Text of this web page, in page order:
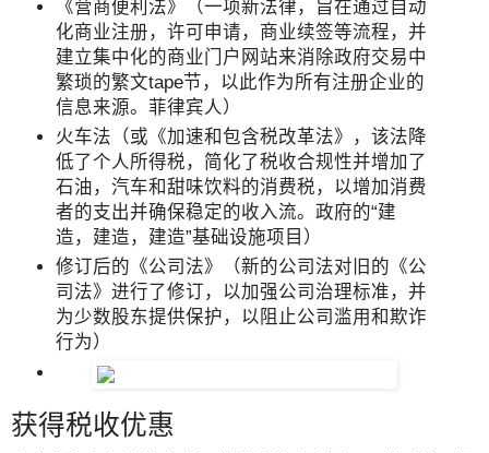
《营商便利法》（一项新法律，旨在通过自动
化商业注册，许可申请，商业续签等流程，并
建立集中化的商业门户网站来消除政府交易中
繁琐的繁文tape节，以此作为所有注册企业的
信息来源。菲律宾人）
火车法（或《加速和包含税改革法》，该法降
低了个人所得税，简化了税收合规性并增加了
石油，汽车和甜味饮料的消费税，以增加消费
者的支出并确保稳定的收入流。政府的“建
造，建造，建造”基础设施项目）
修订后的《公司法》（新的公司法对旧的《公
司法》进行了修订，以加强公司治理标准，并
为少数股东提供保护，以阻止公司滥用和欺诈
行为）
获得税收优惠